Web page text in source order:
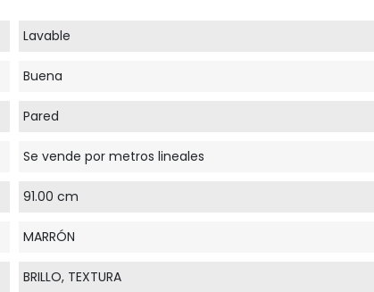
Lavable
Buena
Pared
Se vende por metros lineales
91.00 cm
MARRÓN
BRILLO, TEXTURA